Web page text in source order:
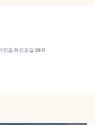
진읍 화진포길 280